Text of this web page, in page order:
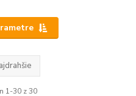
1-30 z 30